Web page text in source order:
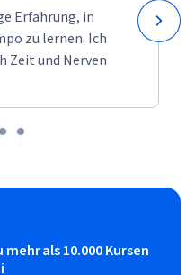
Erfahrung, in
zu lernen. Ich
Zeit und Nerven
als 10.000 Kursen